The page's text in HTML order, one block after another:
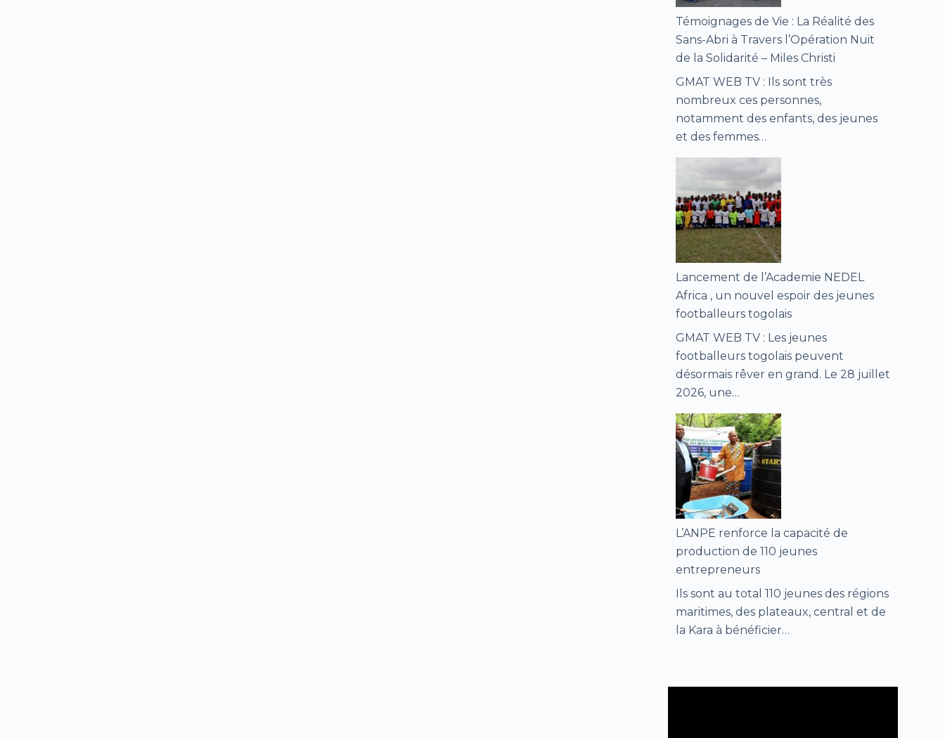
Témoignages de Vie : La Réalité des
Sans-Abri à Travers l’Opération Nuit
de la Solidarité – Miles Christi
GMAT WEB TV : Ils sont très
nombreux ces personnes,
notamment des enfants, des jeunes
et des femmes…
Lancement de l’Academie NEDEL
Africa , un nouvel espoir des jeunes
footballeurs togolais
GMAT WEB TV : Les jeunes
footballeurs togolais peuvent
désormais rêver en grand. Le 28 juillet
2026, une…
L’ANPE renforce la capacité de
production de 110 jeunes
entrepreneurs
Ils sont au total 110 jeunes des régions
maritimes, des plateaux, central et de
la Kara à bénéficier…